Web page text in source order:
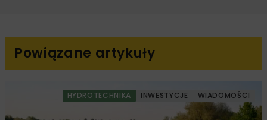
Powiązane artykuły
HYDROTECHNIKA INWESTYCJE WIADOMOŚCI